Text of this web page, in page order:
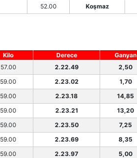
52.00 Koşmaz
Kilo Derece Ganyan
57.00 2.22.49 2,50
59.00 2.23.02 1,70
59.00 2.23.18 14,85
59.00 2.23.21 13,20
59.00 2.23.50 7,25
59.00 2.23.69 8,35
59.00 2.23.97 5,00